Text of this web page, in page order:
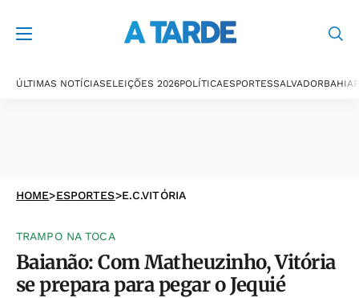
ÚLTIMAS NOTÍCIASELEIÇÕES 2026POLÍTICAESPORTESSALVADORBAHIA
HOME>ESPORTES>E.C.VITÓRIA
TRAMPO NA TOCA
Baianão: Com Matheuzinho, Vitória
se prepara para pegar o Jequié